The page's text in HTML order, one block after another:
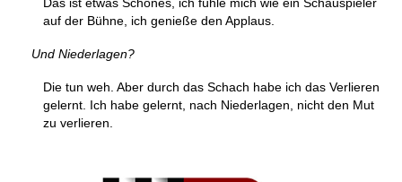
auf der Bühne, ich genieße den Applaus.
Und Niederlagen?
Die tun weh. Aber durch das Schach habe ich das Verlieren
gelernt. Ich habe gelernt, nach Niederlagen, nicht den Mut
zu verlieren.